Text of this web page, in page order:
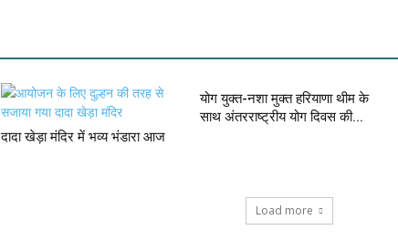
दादा खेड़ा मंदिर में भव्य भंडारा आज
योग युक्त-नशा मुक्त हरियाणा थीम के
साथ अंतरराष्ट्रीय योग दिवस की...
Load more